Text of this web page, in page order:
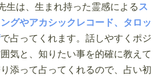
生は、生まれ持った霊感による ス
グやアカシックレコード、タロッ
で占ってくれます。話しやすくポジ
気と、知りたい事を的確に教えて
添って占ってくれるので、占い初